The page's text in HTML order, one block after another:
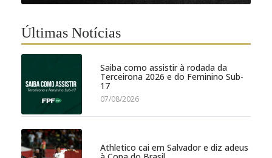
Últimas Notícias
Saiba como assistir à rodada da
Terceirona 2026 e do Feminino Sub-
17
07/08/2026
Athletico cai em Salvador e diz adeus